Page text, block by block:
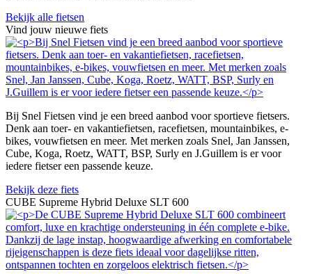
Bekijk alle fietsen
Vind jouw nieuwe fiets
Bij Snel Fietsen vind je een breed aanbod voor sportieve fietsers.
Denk aan toer- en vakantiefietsen, racefietsen, mountainbikes, e-
bikes, vouwfietsen en meer. Met merken zoals Snel, Jan Janssen,
Cube, Koga, Roetz, WATT, BSP, Surly en J.Guillem is er voor
iedere fietser een passende keuze.
Bekijk deze fiets
CUBE Supreme Hybrid Deluxe SLT 600